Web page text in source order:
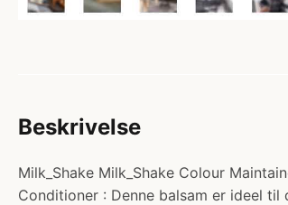
Beskrivelse
Milk_Shake Milk_Shake Colour
Conditioner : Denne balsam er ideel